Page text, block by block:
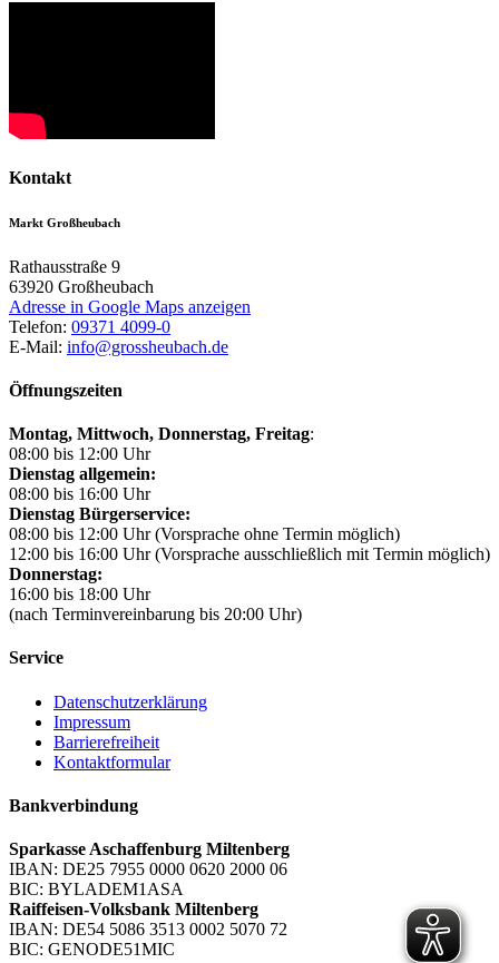
Kontakt
Markt Großheubach
Rathausstraße 9
63920 Großheubach
Adresse in Google Maps anzeigen
Telefon: 09371 4099-0
E-Mail: info@grossheubach.de
Öffnungszeiten
Montag, Mittwoch, Donnerstag, Freitag:
08:00 bis 12:00 Uhr
Dienstag allgemein:
08:00 bis 16:00 Uhr
Dienstag Bürgerservice:
08:00 bis 12:00 Uhr (Vorsprache ohne Termin möglich)
12:00 bis 16:00 Uhr (Vorsprache ausschließlich mit Termin möglich)
Donnerstag:
16:00 bis 18:00 Uhr
(nach Terminvereinbarung bis 20:00 Uhr)
Service
Datenschutzerklärung
Impressum
Barrierefreiheit
Kontaktformular
Bankverbindung
Sparkasse Aschaffenburg Miltenberg
IBAN: DE25 7955 0000 0620 2000 06
BIC: BYLADEM1ASA
Raiffeisen-Volksbank Miltenberg
IBAN: DE54 5086 3513 0002 5070 72
BIC: GENODE51MIC